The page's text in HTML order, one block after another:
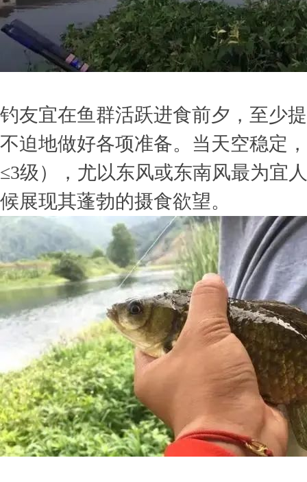
钓友宜在鱼群活跃进食前夕，至少
不迫地做好各项准备。当天空稳定
≤3级），尤以东风或东南风最为宜
候展现其蓬勃的摄食欲望。